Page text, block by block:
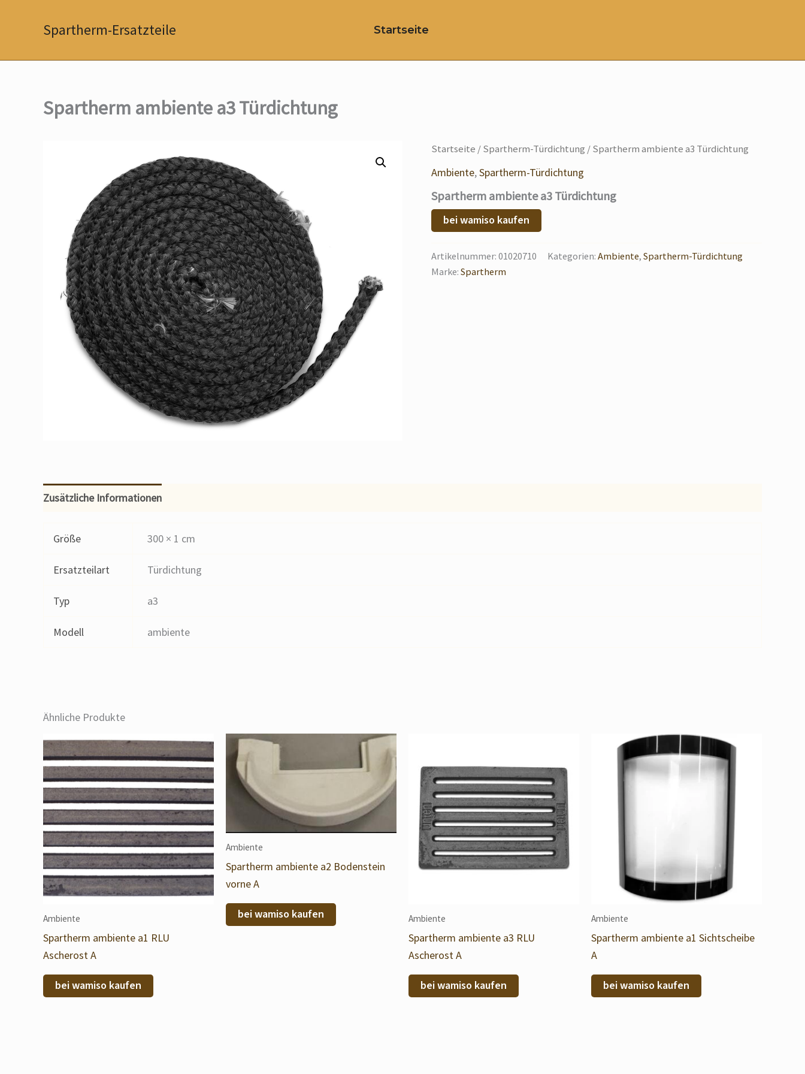
Spartherm-Ersatzteile Startseite
Spartherm ambiente a3 Türdichtung
Startseite /Spartherm-Türdichtung / Spartherm ambiente a3 Türdichtung
Ambiente,Spartherm-Türdichtung
Spartherm ambiente a3 Türdichtung
bei wamiso kaufen
Artikelnummer: 01020710 Kategorien: Ambiente, Spartherm-Türdichtung
Marke: Spartherm
Zusätzliche Informationen
Größe 300 × 1 cm
Ersatzteilart Türdichtung
Typ a3
Modell ambiente
Ähnliche Produkte
Ambiente
Spartherm ambiente a1 RLU
Ascherost A
bei wamiso kaufen
Ambiente
Spartherm ambiente a2 Bodenstein
vorne A
bei wamiso kaufen Ambiente
Spartherm ambiente a3 RLU
Ascherost A
bei wamiso kaufen
Ambiente
Spartherm ambiente a1 Sichtscheibe
A
bei wamiso kaufen